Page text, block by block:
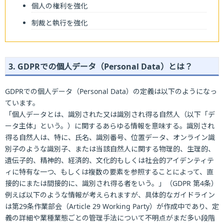
個人の権利を強化
制裁と執行を強化
3. GDPRでの個人データ（Personal Data）とは？
GDPRでの個人データ（Personal Data）の定義は以下のようになっ
ています。
「個人データとは、識別された又は識別され得る自然人（以下「デ
ータ主体」という。）に関するあらゆる情報を意味する。識別され
得る自然人は、特に、氏名、識別番号、位置データ、オンライン識
別子のような識別子、または当該自然人に関する物理的、生理的、
遺伝子的、精神的、経済的、文化的もしくは社会的アイデンティテ
ィに特有な一つ、もしくは複数の要素を参照することによって、直
接的にまたは間接的に、識別され得る者をいう。」（GDPR 第4条）
例えば以下のような情報が考えられますが、具体的なガイドライン
は第29条作業部会（Article 29 Working Party）が作成中であり、定
義の詳細や業種業態ごとの管理手法について不明点がまだ多い段階